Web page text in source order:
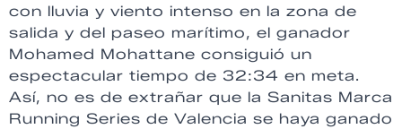
con lluvia y viento intenso en la zona de
salida y del paseo marítimo, el ganador
Mohamed Mohattane consiguió un
espectacular tiempo de 32:34 en meta.
Así, no es de extrañar que la Sanitas Marca
Running Series de Valencia se haya ganado